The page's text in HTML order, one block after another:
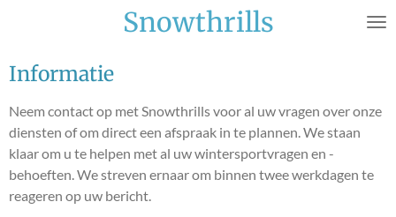
naar
de
Snowthrills
Informatie
Neem contact op met Snowthrills voor al uw vragen over onze
diensten of om direct een afspraak in te plannen. We staan
klaar om u te helpen met al uw wintersportvragen en -
behoeften. We streven ernaar om binnen twee werkdagen te
reageren op uw bericht.